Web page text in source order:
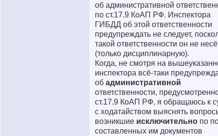
об административной
по ст.17.9 КоАП РФ. Инспектора
ГИБДД об этой ответственности
предупреждать не следует,
такой ответственности он не
(только дисциплинарную).
Когда, не смотря на
инспектора всё-таки
об административной
ответственности,
ст.17.9 КоАП РФ, я обращаюсь к
с ходатайством выяснять
возникшие исключительно по
составленных им документов